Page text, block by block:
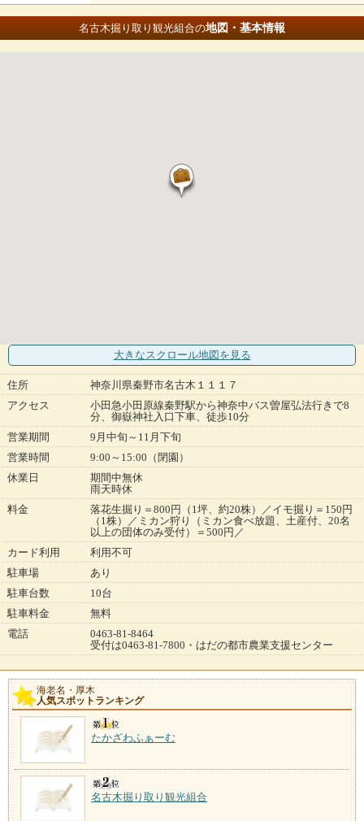
名古木掘り取り観光組合の地図・基本情報
大きなスクロール地図 を見る
住所
神奈川県秦野市名古木１１１７
アクセス
小田急小田原線秦野駅から神奈中バス曽屋弘法行きで8
分、御嶽神社入口下車、徒歩10分
営業期間
9月中旬～11月下旬
営業時間
9:00～15:00（閉園）
休業日
期間中無休
雨天時休
料金
落花生掘り＝800円（1坪、約20株）／イモ掘り＝150円
（1株）／ミカン狩り（ミカン食べ放題、土産付、20名
以上の団体のみ受付）＝500円／
カード利用
利用不可
駐車場
あり
駐車台数
10台
駐車料金
無料
電話
0463-81-8464
受付は0463-81-7800・はだの都市農業支援センター
海老名・厚木
人気スポットランキング
たかざわふぁーむ
名古木掘り取り観光組合